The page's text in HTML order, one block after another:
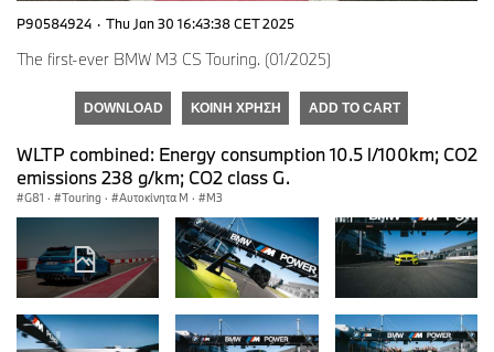
P90584924 · Thu Jan 30 16:43:38 CET 2025
The first-ever BMW M3 CS Touring. (01/2025)
DOWNLOAD ΚΟΙΝΉ ΧΡΉΣΗ ADD TO CART
WLTP combined: Energy consumption 10.5 l/100km; CO2
emissions 238 g/km; CO2 class G.
G81 · Touring · Αυτοκίνητα M · M3